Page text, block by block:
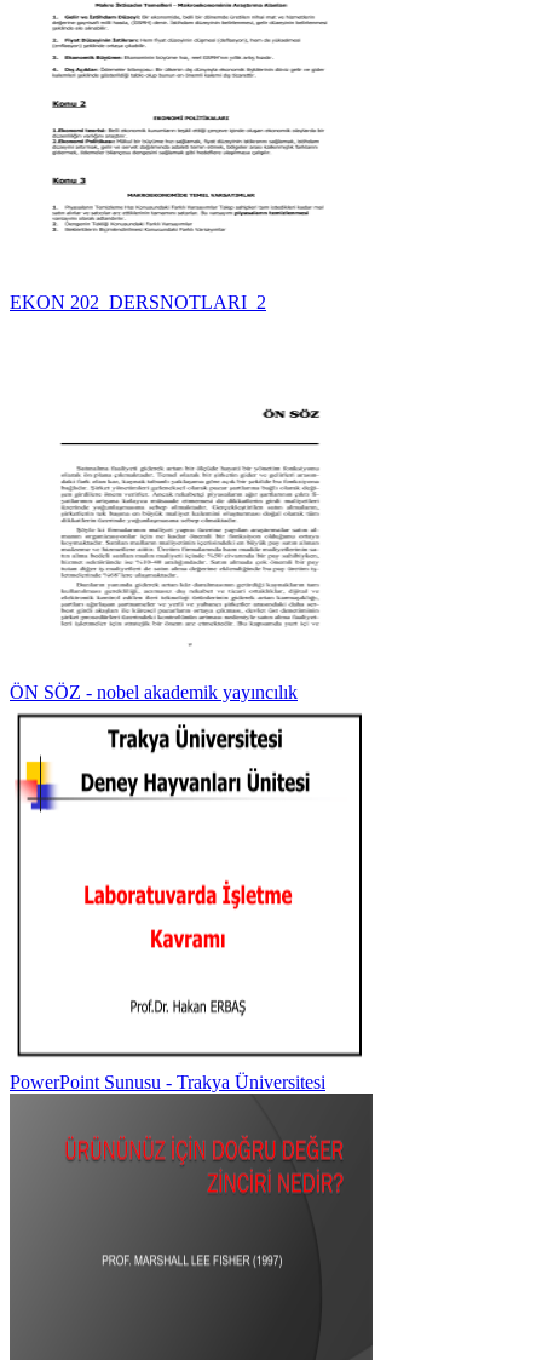
EKON 202_DERSNOTLARI_2
ÖN SÖZ - nobel akademik yayıncılık
PowerPoint Sunusu - Trakya Üniversitesi